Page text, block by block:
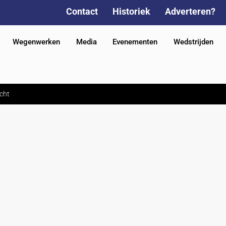
Contact Historiek Adverteren?
Wegenwerken Media Evenementen Wedstrijden